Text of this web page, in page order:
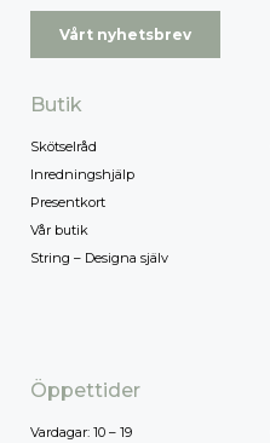
Vårt nyhetsbrev
Butik
Skötselråd
Inredningshjälp
Presentkort
Vår butik
String – Designa själv
Öppettider
Vardagar: 10 – 19